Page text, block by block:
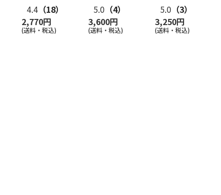
4.4 （18）
2,770円
(送料・税込)
ト５種
…
5.0 （4）
3,600円
(送料・税込)
5.0 （3）
3,250円
(送料・税込)